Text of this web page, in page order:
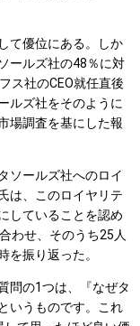
て優位にある。しか
ールズ社の48％に対
ス社のCEO就任直後
ルズ社をそのように
場調査を基にした報
ソールズ社へのロイ
は、このロイヤリテ
していることを認め
わせ、そのうち25人
を振り返った。
問の1つは、『なぜタ
いうものです。これ